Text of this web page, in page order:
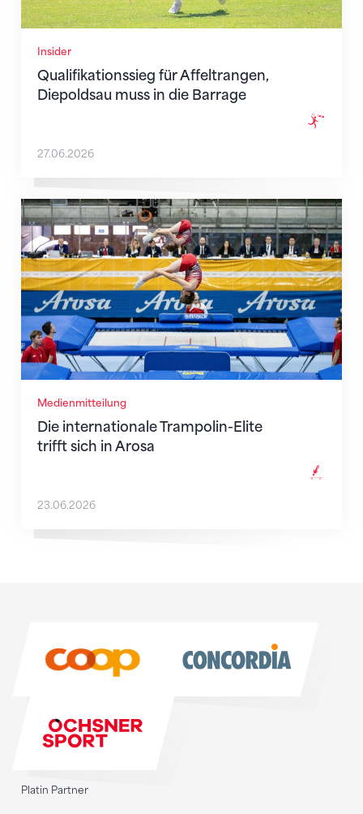
Insider
Qualifikationssieg für Affeltrangen,
Diepoldsau muss in die Barrage
27.06.2026
Medienmitteilung
Die internationale Trampolin-Elite
trifft sich in Arosa
Die internationale Trampolin-Elite trifft sich in Arosa
23.06.2026
Platin Partner